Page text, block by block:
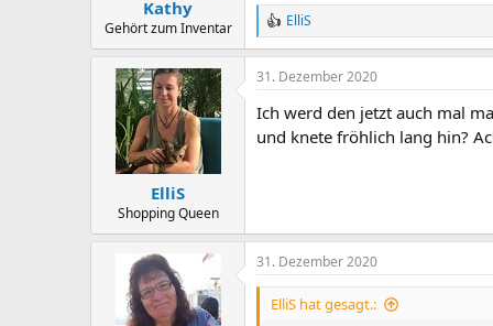
Kathy
Gehört zum Inventar
R
e
a
c
i
o
ElliS
ElliS
Shopping Queen
31. Dezember 2020
Ich werd den jetzt auch mal
und knete fröhlich lang hin?
31. Dezember 2020
ElliS hat gesagt.: